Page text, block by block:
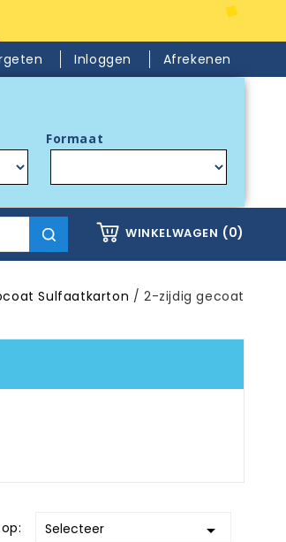
Inloggen Afrekenen
Formaat
WINKELWAGEN (0)
Sulfaatkarton 2-zijdig gecoat
Selecteer 